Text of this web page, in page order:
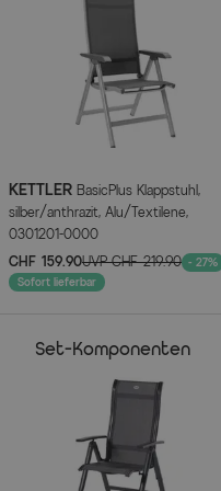
Sitzfläche: ca. 40 x 45
Sitzhöhe: ca. 44 cm
Armlehnenhöhe: ca.
Max. Belastbarkeit: ca.
Gewicht: ca. 4 kg
Maßbild
(zum Vergrößern bitte
Artikelmerkmale
Attribute
KETTLER BasicPlus Klappstuhl,
silber/anthrazit, Alu/Textilene,
0301201-0000
CHF 159.90UVPCHF 219.90 - 27%
Sofort lieferbar
Set-Komponenten